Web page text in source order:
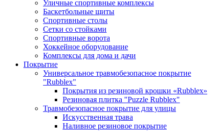
Уличные спортивные комплексы
Баскетбольные щиты
Спортивные столы
Сетки со стойками
Спортивные ворота
Хоккейное оборудование
Комплексы для дома и дачи
Покрытие
Универсальное травмобезопасное покрытие
"Rubblex"
Покрытия из резиновой крошки «Rubblex»
Резиновая плитка "Puzzle Rubblex"
Травмобезопасное покрытие для улицы
Искусственная трава
Наливное резиновое покрытие